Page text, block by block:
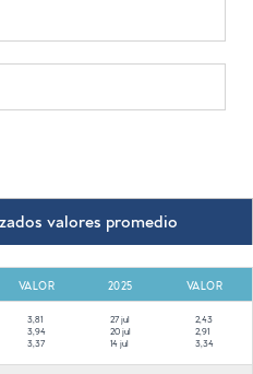
valores promedio
VALOR 2025 VALOR
3,81
3,94
3,37
27 jul
20 jul
14 jul
2,43
2,91
3,34